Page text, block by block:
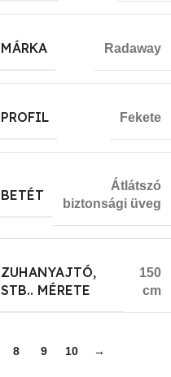
MÁRKA Radaway
PROFIL Fekete
BETÉT
Átlátszó
biztonsági üveg
ZUHANYAJTÓ,
STB.. MÉRETE
150
cm
8 9 10 →